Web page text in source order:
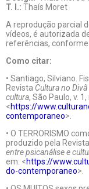
T. I.: Thaís Moret
A reprodução parcial
vídeos, é autorizada
referências, conforme
Como citar:
• Santiago, Silviano.
Revista Cultura no
cultura, São Paulo, v.
<https://
contemporaneo>.
• O TERRORISMO
produzido pela Revista
entre psicanálise e
em: <https://
do-contemporaneo>.